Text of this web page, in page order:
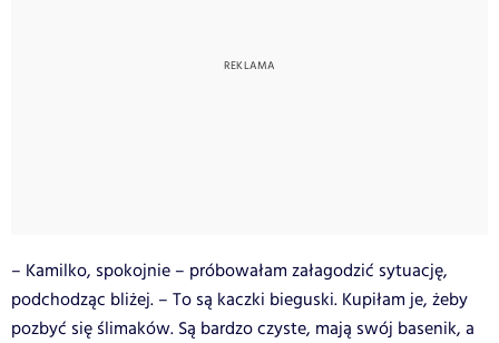
– Kamilko, spokojnie – próbowałam załagodzić sytuację,
podchodząc bliżej. – To są kaczki bieguski. Kupiłam je, żeby
pozbyć się ślimaków. Są bardzo czyste, mają swój basenik, a